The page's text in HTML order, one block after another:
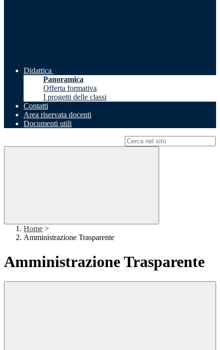
Didattica
Panoramica
Offerta formativa
I progetti delle classi
Contatti
Area riservata docenti
Documenti utili
Home >
Amministrazione Trasparente
Amministrazione Trasparente